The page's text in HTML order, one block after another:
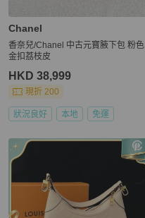
Chanel
香奈兒/Chanel 中古元寶腋下包 粉色
金扣荔枝皮
HKD 38,999
現折 200
狀況良好 本地 免運